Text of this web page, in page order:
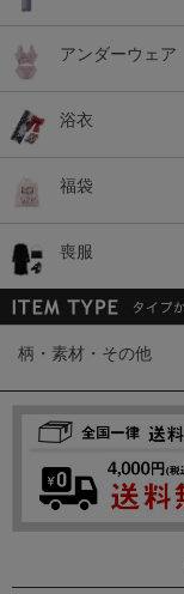
アンダーウェア
浴衣
福袋
喪服
柄・素材・その他